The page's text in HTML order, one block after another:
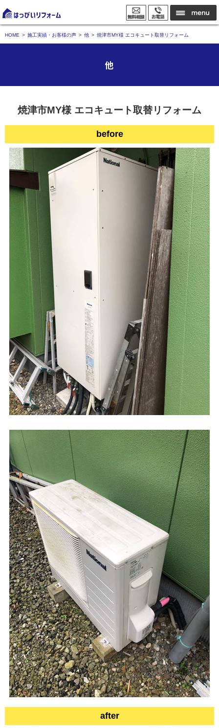
HOME 施工実績・お客様の声 他 焼津市MY様 エコキュート取替リフォーム
他
焼津市MY様 エコキュート取替リフォーム
before
after